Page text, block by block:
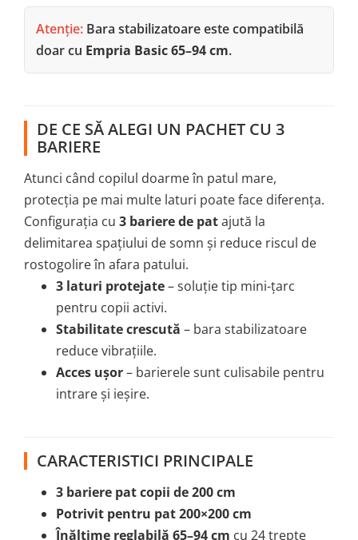
Atenție: Bara stabilizatoare este compatibilă
doar cu Empria Basic 65–94 cm.
DE CE SĂ ALEGI UN PACHET CU 3
BARIERE
Atunci când copilul doarme în patul mare,
protecția pe mai multe laturi poate face diferența.
Configurația cu 3 bariere de patajută la
delimitarea spațiului de somn și reduce riscul de
rostogolire în afara patului.
3 laturi protejate– soluție tip mini-țarc
pentru copii activi.
Stabilitate crescută – bara stabilizatoare
reduce vibrațiile.
Acces ușor– barierele sunt culisabile pentru
intrare și ieșire.
CARACTERISTICI PRINCIPALE
3 bariere pat copii de 200 cm
Potrivit pentru pat 200×200 cm
Înălțime reglabilă 65–94 cm cu 24 trepte